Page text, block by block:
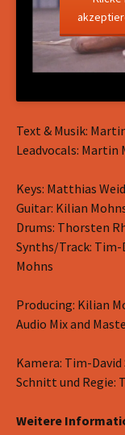
Text & Musik:
Leadvocals: Martin
Keys: Matthias
Guitar: Kilian
Drums: Thorsten
Synths/Track: Tim-
Mohns
Producing: Kilian
Audio Mix and
Kamera: Tim-
Schnitt und Regie:
Weitere